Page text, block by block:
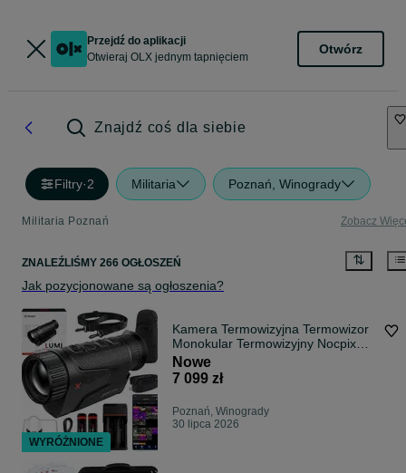
Przejdź do aplikacji
Otwieraj OLX jednym tapnięciem
Otwórz
Znajdź coś dla siebie
Filtry·2 Militaria Poznań, Winogrady
Militaria Poznań Zobacz
ZNALEŹLIŚMY 266 OGŁOSZEŃ
Jak pozycjonowane są ogłoszenia?
Kamera Termowizyjna Termowizor
Monokular Termowizyjny Nocpix
Lumi H35
Nowe
7 099 zł
Poznań, Winogrady
30 lipca 2026
WYRÓŻNIONE